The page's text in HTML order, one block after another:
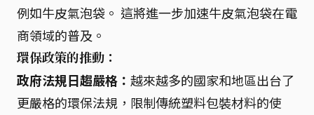
例如牛皮氣泡袋。 這將進一步加速牛皮氣泡袋在電
商領域的普及。
環保政策的推動：
政府法規日趨嚴格： 越來越多的國家和地區出台了
更嚴格的環保法規，限制傳統塑料包裝材料的使